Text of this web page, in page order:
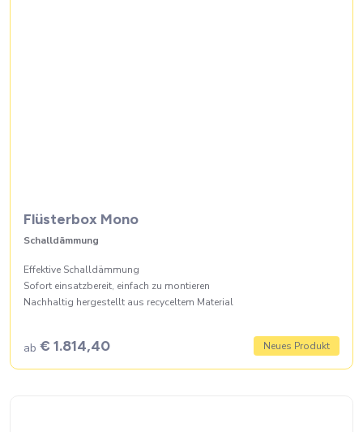
Flüsterbox Mono
Schalldämmung
Effektive Schalldämmung
Sofort einsatzbereit, einfach zu montieren
Nachhaltig hergestellt aus recyceltem Material
Neues Produkt
ab € 1.814,40